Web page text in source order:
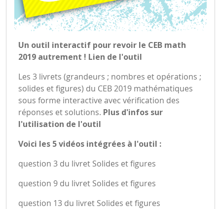
Un outil interactif pour revoir le CEB math
2019 autrement ! Lien de l'outil
Les 3 livrets (grandeurs ; nombres et opérations ;
solides et figures) du CEB 2019 mathématiques
sous forme interactive avec vérification des
réponses et solutions. Plus d'infos sur
l'utilisation de l'outil
Voici les 5 vidéos intégrées à l'outil :
question 3 du livret Solides et figures
question 9 du livret Solides et figures
question 13 du livret Solides et figures